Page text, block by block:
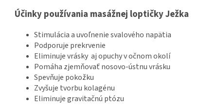
Účinky používania masážnej loptičky Ježka
Stimulácia a uvoľnenie svalového napätia
Podporuje prekrvenie
Eliminuje vrásky aj opuchy v očnom okolí
Pomáha zjemňovať nosovo-ústnu vrásku
Spevňuje pokožku
Zvyšuje tvorbu kolagénu
Eliminuje gravitačnú ptózu